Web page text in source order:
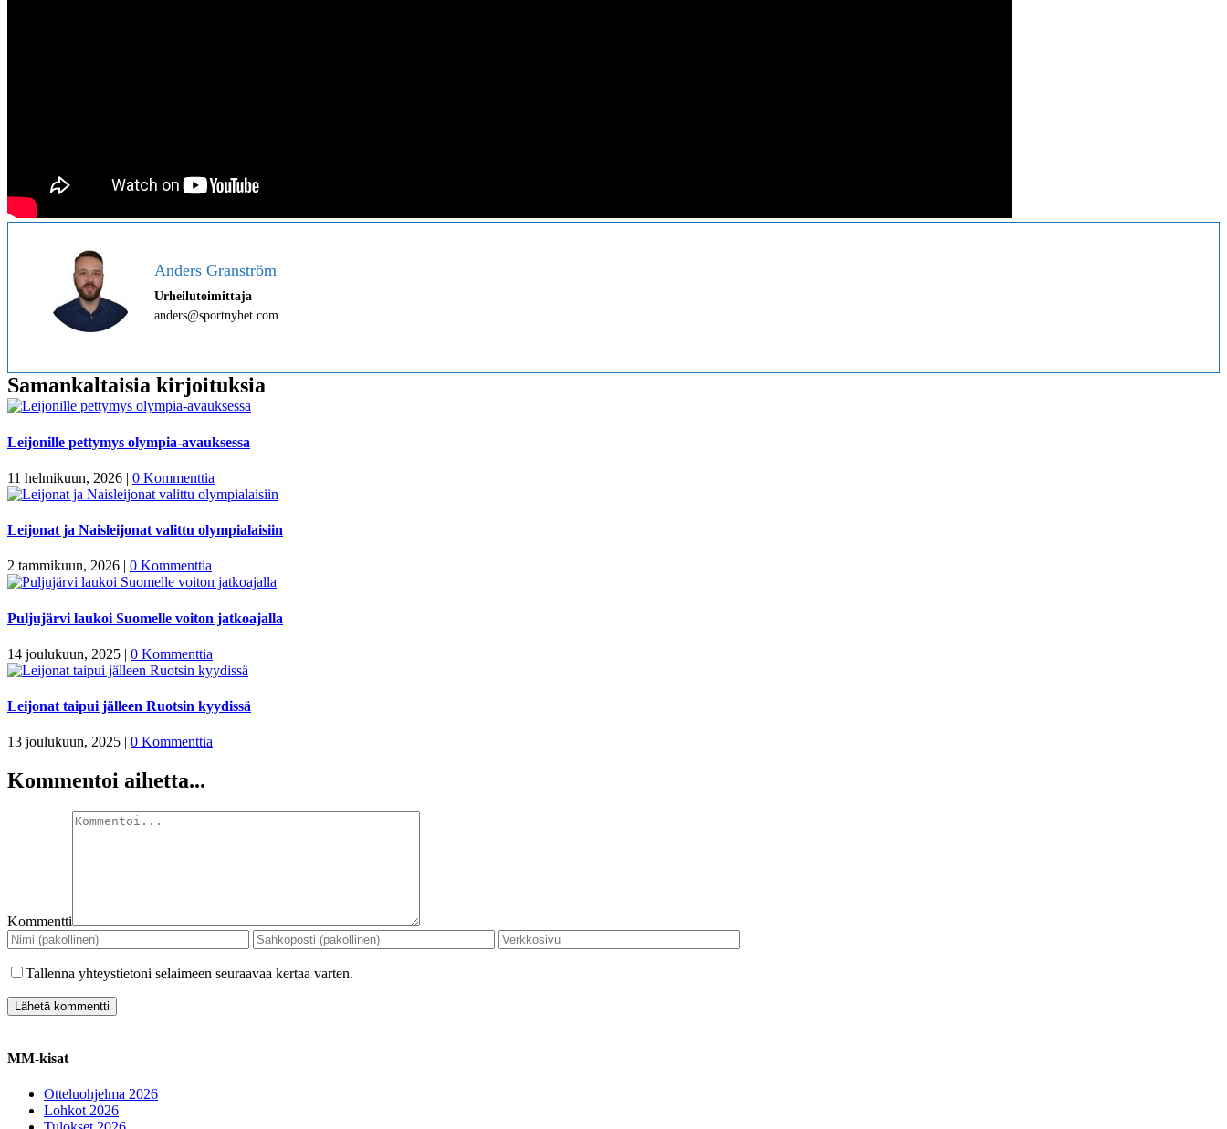
Anders Granström
Urheilutoimittaja
anders@sportnyhet.com
Samankaltaisia kirjoituksia
Leijonille pettymys olympia-avauksessa
11 helmikuun, 2026 | 0 Kommenttia
Leijonat ja Naisleijonat valittu olympialaisiin
2 tammikuun, 2026 | 0 Kommenttia
Puljujärvi laukoi Suomelle voiton jatkoajalla
14 joulukuun, 2025 | 0 Kommenttia
Leijonat taipui jälleen Ruotsin kyydissä
13 joulukuun, 2025 | 0 Kommenttia
Kommentoi aihetta...
Kommentti
Tallenna yhteystietoni selaimeen seuraavaa kertaa varten.
MM-kisat
Otteluohjelma 2026
Lohkot 2026